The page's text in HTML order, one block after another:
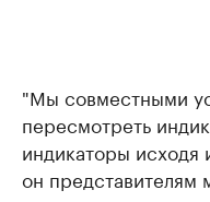
"Мы совместными
пересмотреть
индикаторы исходя
он представителям